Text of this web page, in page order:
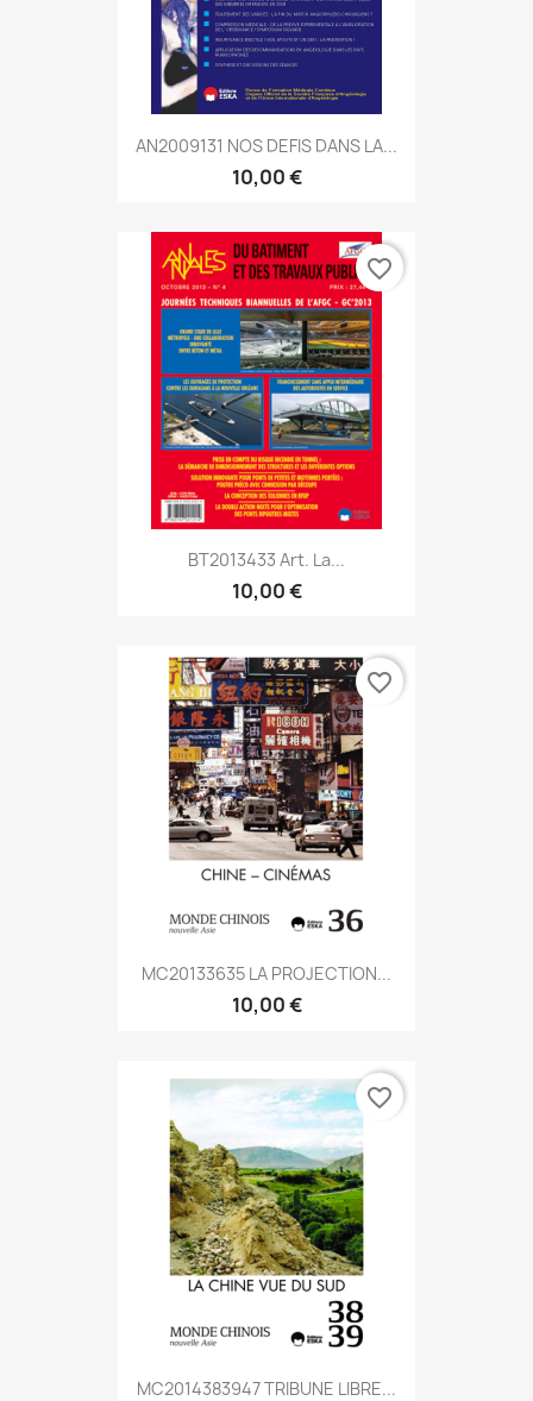
AN2009131 NOS DEFIS DANS LA...
10,00 €
BT2013433 Art. La...
10,00 €
favorite_border
MC20133635 LA PROJECTION...
10,00 €
favorite_border
MC2014383947 TRIBUNE LIBRE...
favorite_border